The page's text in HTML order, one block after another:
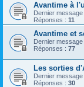
Avantime à
Dernier
Réponses : 11
Avantime et
Dernier
Réponses : 77
Les sorties
Dernier
Réponses : 30